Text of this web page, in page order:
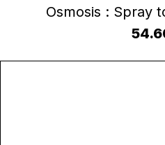
AJOUTER
Osmosis : Spray